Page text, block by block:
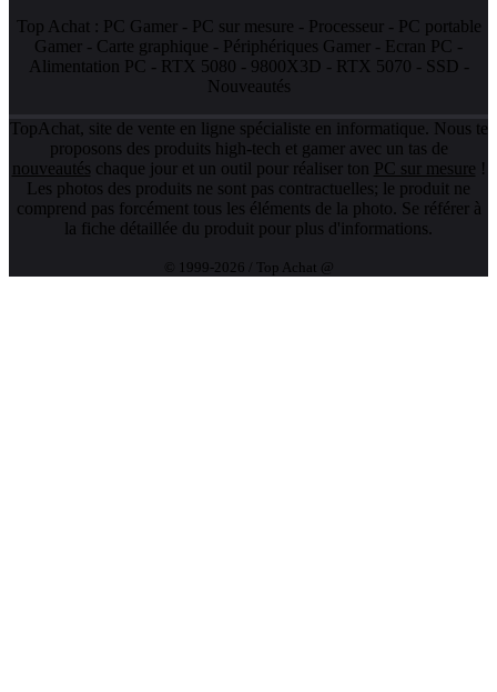
Top Achat : PC Gamer- PC sur mesure - Processeur- PC portable
Gamer - Carte graphique - Périphériques Gamer - Ecran PC -
Alimentation PC - RTX 5080 - 9800X3D - RTX 5070 - SSD -
Nouveautés
TopAchat, site de vente en ligne spécialiste en informatique. Nous te
proposons des produits high-tech et gamer avec un tas de
nouveautés chaque jour et un outil pour réaliser ton PC sur mesure !
Les photos des produits ne sont pas contractuelles; le produit ne
comprend pas forcément tous les éléments de la photo. Se référer à
la fiche détaillée du produit pour plus d'informations.
© 1999-2026 / Top Achat @